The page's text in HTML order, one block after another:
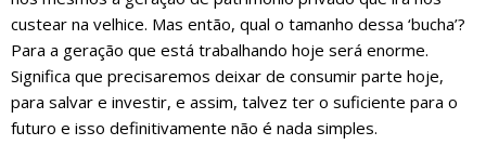
custear na velhice. Mas então, qual o tamanho dessa ‘bucha’?
Para a geração que está trabalhando hoje será enorme.
Significa que precisaremos deixar de consumir parte hoje,
para salvar e investir, e assim, talvez ter o suficiente para o
futuro e isso definitivamente não é nada simples.